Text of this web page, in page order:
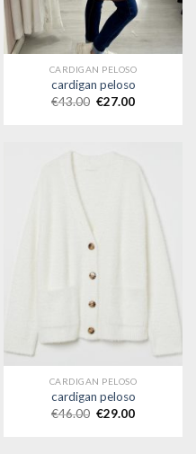
CARDIGAN PELOSO
cardigan peloso
€43.00 €27.00
CARDIGAN PELOSO
cardigan peloso
€46.00 €29.00